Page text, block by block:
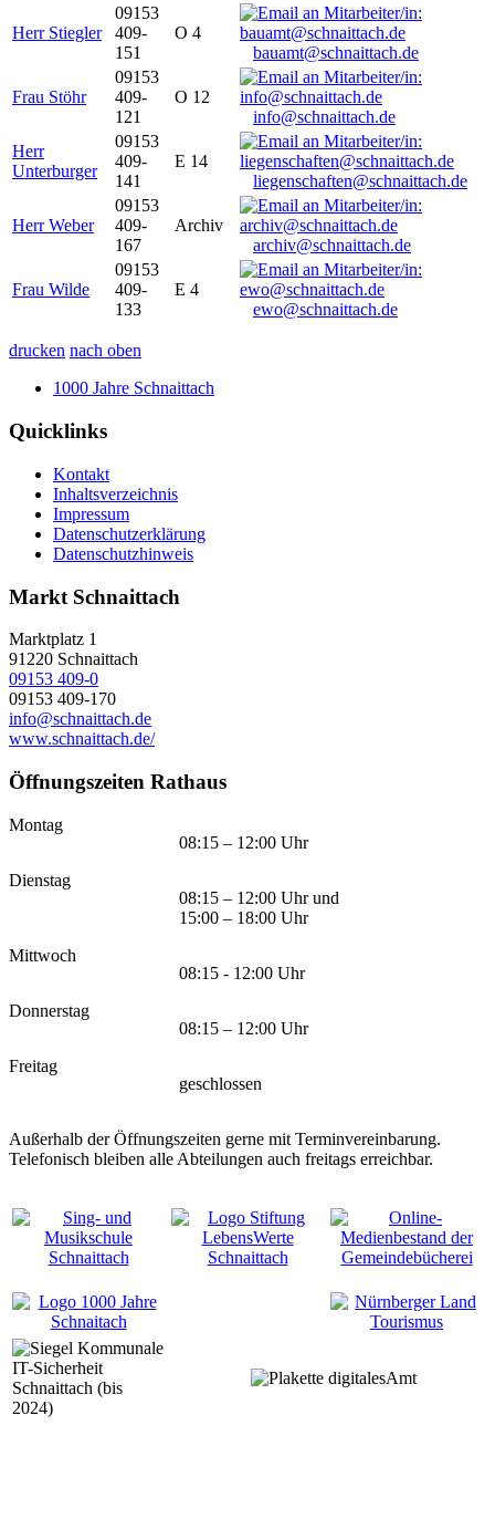
Herr Stiegler
09153
409-
151
O 4
bauamt@schnaittach.de
Frau Stöhr
09153
409-
121
O 12
info@schnaittach.de
Herr
Unterburger
09153
409-
141
E 14
liegenschaften@schnaittach.de
Herr Weber
09153
409-
167
Archiv
archiv@schnaittach.de
Frau Wilde
09153
409-
133
E 4
ewo@schnaittach.de
drucken nach oben
1000 Jahre Schnaittach
Quicklinks
Kontakt
Inhaltsverzeichnis
Impressum
Datenschutzerklärung
Datenschutzhinweis
Markt Schnaittach
Marktplatz 1
91220 Schnaittach
09153 409-0
09153 409-170
info@schnaittach.de
www.schnaittach.de/
Öffnungszeiten Rathaus
Montag
08:15 – 12:00 Uhr
Dienstag
08:15 – 12:00 Uhr und
15:00 – 18:00 Uhr
Mittwoch
08:15 - 12:00 Uhr
Donnerstag
08:15 – 12:00 Uhr
Freitag
geschlossen
Außerhalb der Öffnungszeiten gerne mit Terminvereinbarung.
Telefonisch bleiben alle Abteilungen auch freitags erreichbar.